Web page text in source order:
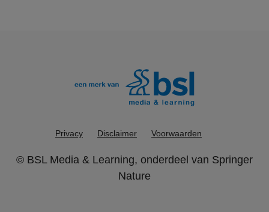
Privacy Disclaimer Voorwaarden
© BSL Media & Learning, onderdeel van Springer
Nature